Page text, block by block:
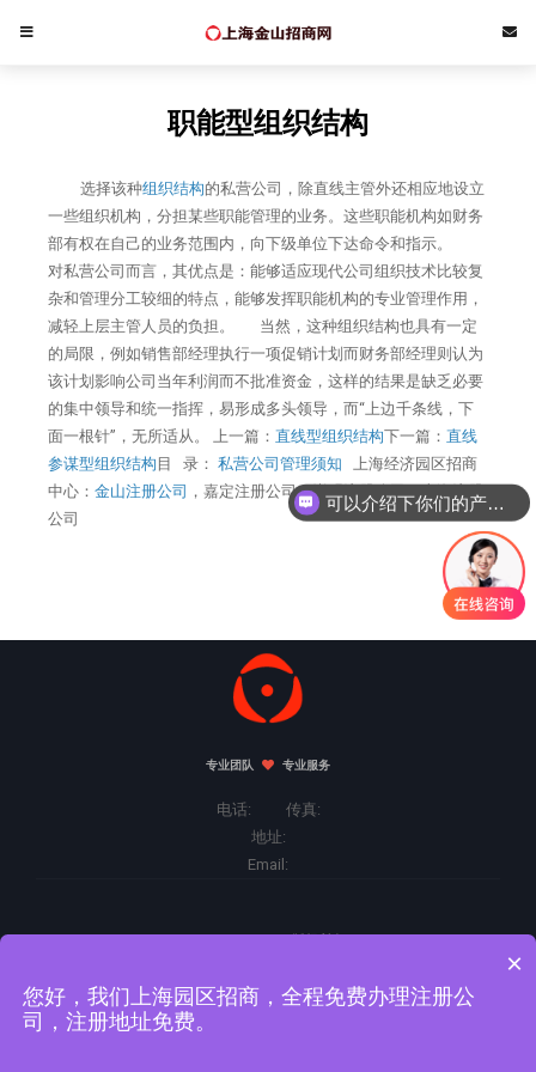
职能型组织结构
选择该种组织结构的私营公司，除直线主管外还相应地设立
一些组织机构，分担某些职能管理的业务。这些职能机构如财务
部有权在自己的业务范围内，向下级单位下达命令和指示。
对私营公司而言，其优点是：能够适应现代公司组织技术比较复
杂和管理分工较细的特点，能够发挥职能机构的专业管理作用，
减轻上层主管人员的负担。 当然，这种组织结构也具有一定
的局限，例如销售部经理执行一项促销计划而财务部经理则认为
该计划影响公司当年利润而不批准资金，这样的结果是缺乏必要
的集中领导和统一指挥，易形成多头领导，而“上边千条线，下
面一根针”，无所适从。 上一篇： 直线型组织结构下一篇： 直线
参谋型组织结构 目 录： 私营公司管理须知 上海经济园区招商
中心： 金山注册公司 ，嘉定注册公司，崇明注册公司，上海注册
公司
专业团队 专业服务
电话: 传真:
地址:
Email:
Copyright©2026 版权所有.
可以介绍下你们的产品么
×
您好，我们上海园区招商，全程免费办理注册公
司，注册地址免费。